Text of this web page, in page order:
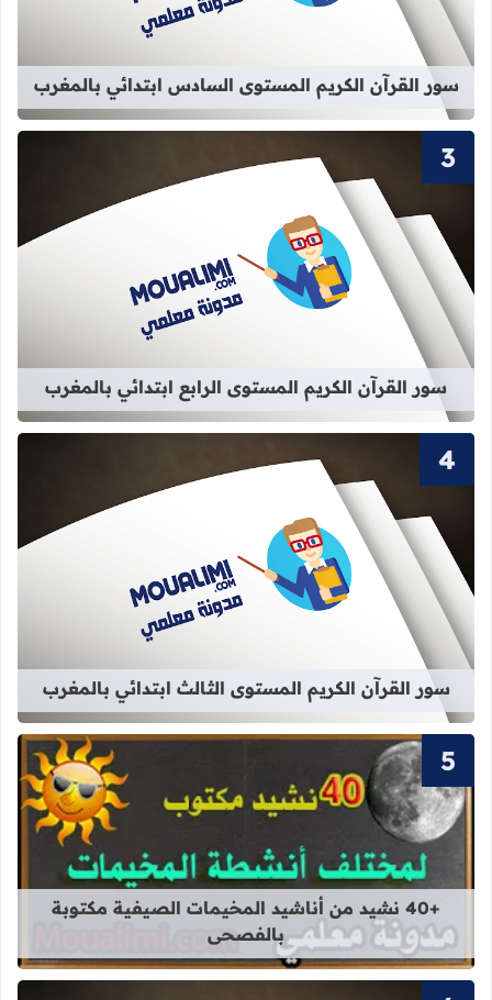
سور القرآن الكريم المستوى السادس ابتدائي بالمغرب
قراءة المزيد عن سور القرآن الكريم
سور القرآن الكريم المستوى الرابع ابتدائي بالمغرب
قراءة المزيد عن سور القرآن الكريم
سور القرآن الكريم المستوى الثالث ابتدائي بالمغرب
قراءة المزيد عن +40 نشيد من أناشيد المخيمات الصيفية مكتوبة بالفصحى
+40 نشيد من أناشيد المخيمات الصيفية مكتوبة
بالفصحى